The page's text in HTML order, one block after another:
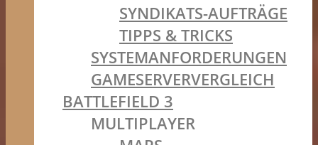
SYNDIKATS-AUFTRÄGE
TIPPS & TRICKS
SYSTEMANFORDERUNGEN
GAMESERVERVERGLEICH
BATTLEFIELD 3
MULTIPLAYER